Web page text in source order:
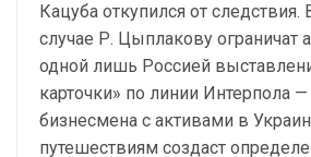
Кацуба откупился от следствия.
случае Р. Цыплакову ограничат
одной лишь Россией
карточки» по линии Интерпола —
бизнесмена с активами в
путешествиям создаст